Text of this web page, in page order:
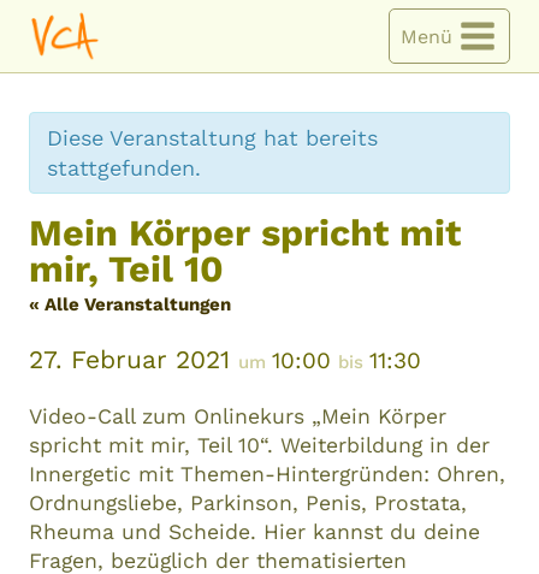
Zum
Inhalt
springen
Menü
Diese Veranstaltung hat bereits
stattgefunden.
Mein Körper spricht mit
mir, Teil 10
« Alle Veranstaltungen
27. Februar 2021 um 10:00 bis 11:30
Video-Call zum Onlinekurs „Mein Körper
spricht mit mir, Teil 10“. Weiterbildung in der
Innergetic mit Themen-Hintergründen: Ohren,
Ordnungsliebe, Parkinson, Penis, Prostata,
Rheuma und Scheide. Hier kannst du deine
Fragen, bezüglich der thematisierten